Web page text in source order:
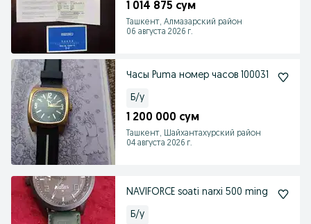
1 014 875 сум
Ташкент, Алмазарский район
06 августа 2026 г.
Часы Puma номер часов 100031
Б/у
1 200 000 сум
Ташкент, Шайхантахурский район
04 августа 2026 г.
NAVIFORCE soati narxi 500 ming
Б/у